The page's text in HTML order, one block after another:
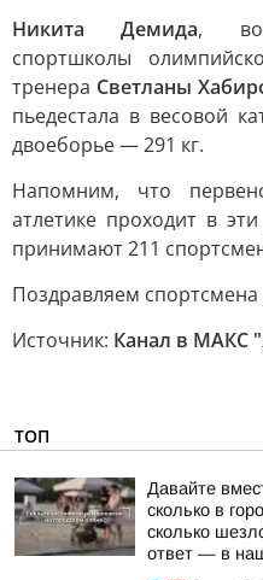
Никита Демида,
спортшколы
тренера Светланы
пьедестала в весовой
двоеборье — 291 кг.
Напомним, что
атлетике проходит в
принимают 211
Поздравляем спортсмена
Источник: Канал в МАКС
ТОП
Давайте
сколько в
сколько
ответ — в